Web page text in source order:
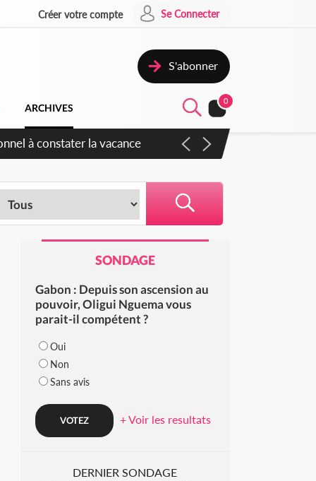
Créer votre compte Se Connecter
S'abonner
ARCHIVES
0
SONDAGE
Gabon : Depuis son ascension au
pouvoir, Oligui Nguema vous
parait-il compétent ?
Oui
Non
Sans avis
+ Voir les resultats
DERNIER SONDAGE